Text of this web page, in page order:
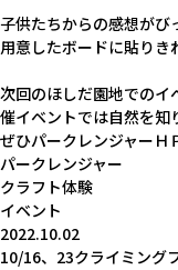
子供たちからの感想がび
用意したボードに貼りき
次回のほしだ園地でのイ
催イベントでは自然を知
ぜひパークレンジャーＨ
パークレンジャー
クラフト体験
イベント
2022.10.02
10/16、23クライミング